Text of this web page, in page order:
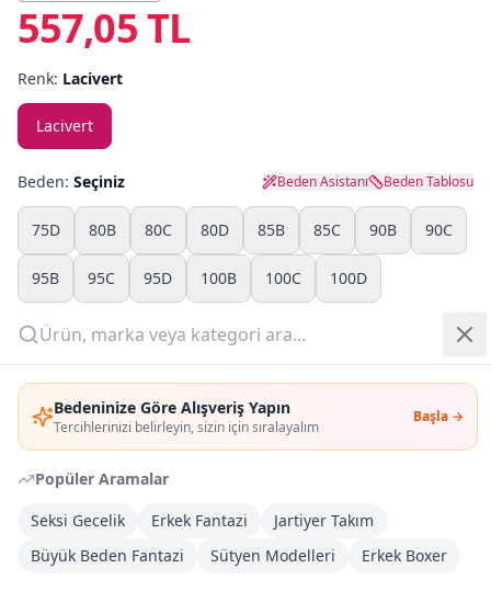
Bedeninize Göre Alışveriş Yapın
Tercihlerinizi belirleyin, sizin için sıralayalım
Başla →
Popüler Aramalar
Seksi Gecelik
Erkek Fantazi
Jartiyer Takım
Büyük Beden Fantazi
Sütyen Modelleri Erkek Boxer
Markalar
Plaj & Mayo
Yazlık Pijama
Kampanyalar
Yeni Gelenler
OUTLET
Giriş Yap
Üye Ol
557,05 TL
Renk: Lacivert
Lacivert
Beden: Seçiniz Beden Asistanı Beden Tablosu
75D 80B 80C 80D 85B 85C 90B 90C
95B 95C 95D 100B 100C 100D
Adet:
Sepete Ekle
Bayram tatili sonrasında kargolanacaktır